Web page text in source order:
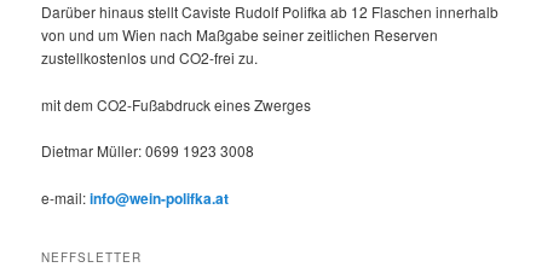
Darüber hinaus stellt Caviste Rudolf Polifka ab 12 Flaschen innerhalb
von und um Wien nach Maßgabe seiner zeitlichen Reserven
zustellkostenlos und CO2-frei zu.
mit dem CO2-Fußabdruck eines Zwerges
Dietmar Müller: 0699 1923 3008
e-mail:info@wein-polifka.at
NEFFSLETTER